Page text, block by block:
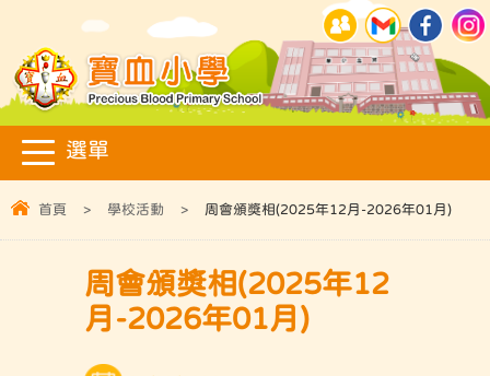
首頁 > 學校活動 > 周會頒獎相(2025年12月-2026年01月)
周會頒獎相(2025年12
月-2026年01月)